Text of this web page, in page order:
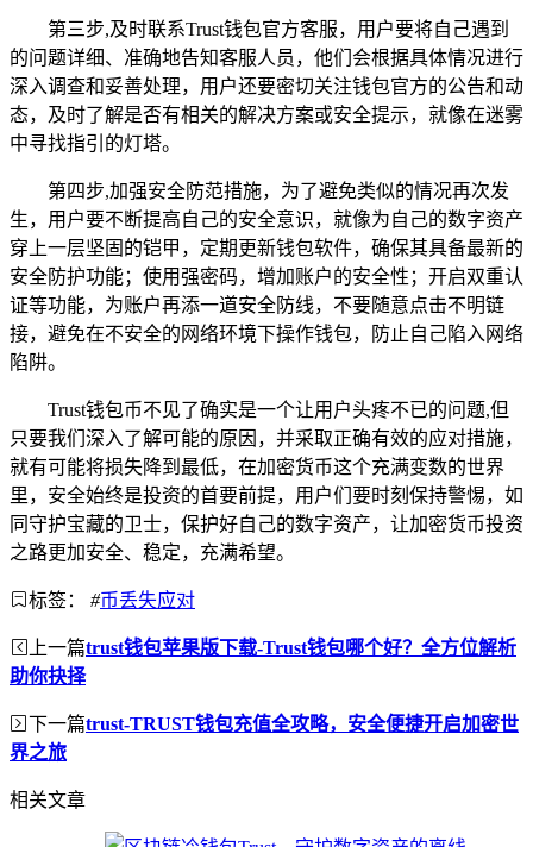
第三步,及时联系Trust钱包官方客服，用户要将自己遇到
的问题详细、准确地告知客服人员，他们会根据具体情况进行
深入调查和妥善处理，用户还要密切关注钱包官方的公告和动
态，及时了解是否有相关的解决方案或安全提示，就像在迷雾
中寻找指引的灯塔。
第四步,加强安全防范措施，为了避免类似的情况再次发
生，用户要不断提高自己的安全意识，就像为自己的数字资产
穿上一层坚固的铠甲，定期更新钱包软件，确保其具备最新的
安全防护功能；使用强密码，增加账户的安全性；开启双重认
证等功能，为账户再添一道安全防线，不要随意点击不明链
接，避免在不安全的网络环境下操作钱包，防止自己陷入网络
陷阱。
Trust钱包币不见了确实是一个让用户头疼不已的问题,但
只要我们深入了解可能的原因，并采取正确有效的应对措施，
就有可能将损失降到最低，在加密货币这个充满变数的世界
里，安全始终是投资的首要前提，用户们要时刻保持警惕，如
同守护宝藏的卫士，保护好自己的数字资产，让加密货币投资
之路更加安全、稳定，充满希望。
标签： #币丢失应对
上一篇trust钱包苹果版下载-Trust钱包哪个好？全方位解析
助你抉择
下一篇trust-TRUST钱包充值全攻略，安全便捷开启加密世
界之旅
相关文章